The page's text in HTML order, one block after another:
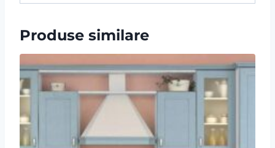
Produse similare